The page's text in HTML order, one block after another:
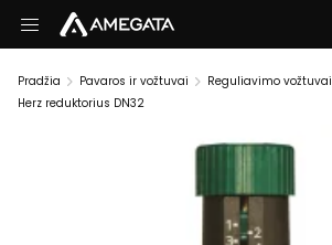
Pradžia Pavaros ir vožtuvai
Reguliavimo vožtuvai
Herz reduktorius DN32